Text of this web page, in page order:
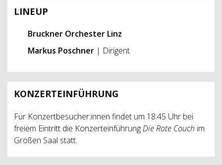
LINEUP
Bruckner Orchester Linz
Markus Poschner | Dirigent
KONZERTEINFÜHRUNG
Für Konzertbesucher:innen findet um 18:45 Uhr bei
freiem Eintritt die KonzerteinführungDie Rote Couch im
Großen Saal statt.